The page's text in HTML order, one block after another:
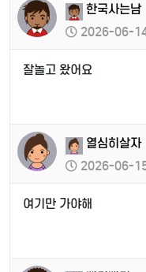
한국사는남
2026-06-
잘놀고 왔어요
열심히살자
2026-06-
여기만 가야해